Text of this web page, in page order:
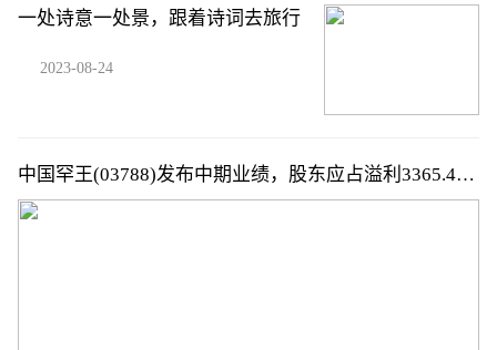
一处诗意一处景，跟着诗词去旅行
2023-08-24
中国罕王(03788)发布中期业绩，股东应占溢利3365.4万
元，同比减少29.64%，拟派中期息每股0.02港元